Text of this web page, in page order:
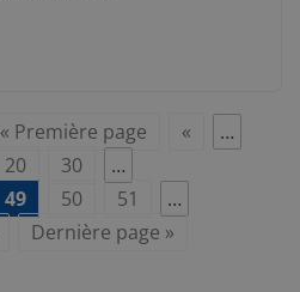
« Première page «
…
20 30
…
49 50 51
…
Dernière page »